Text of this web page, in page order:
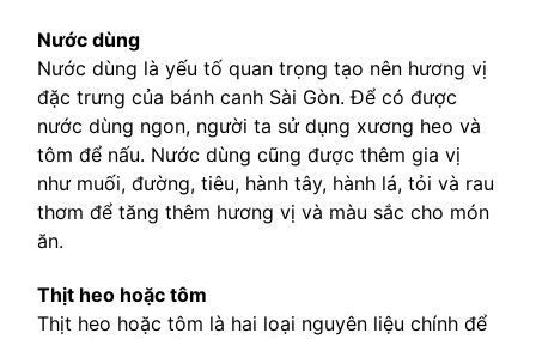
Nước dùng
Nước dùng là yếu tố quan trọng tạo nên hương vị
đặc trưng của bánh canh Sài Gòn. Để có được
nước dùng ngon, người ta sử dụng xương heo và
tôm để nấu. Nước dùng cũng được thêm gia vị
như muối, đường, tiêu, hành tây, hành lá, tỏi và rau
thơm để tăng thêm hương vị và màu sắc cho món
ăn.
Thịt heo hoặc tôm
Thịt heo hoặc tôm là hai loại nguyên liệu chính để